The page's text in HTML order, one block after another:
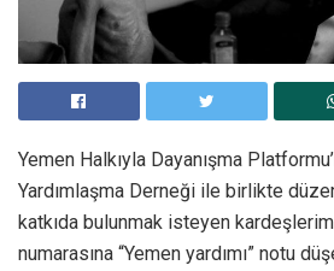
Yemen Halkıyla Dayanışma
Yardımlaşma Derneği ile birlikte
katkıda bulunmak isteyen
numarasına “Yemen yardımı” notu